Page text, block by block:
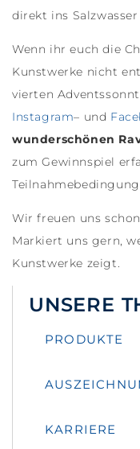
direkt ins
Wenn ihr euch die
Kunstwerke nicht
vierten
Instagram– und
wunderschönen
zum Gewinnspiel
Wir freuen uns
Markiert uns gern,
Kunstwerke zeigt.
UNSERE
PRODUKTE
KARRIERE